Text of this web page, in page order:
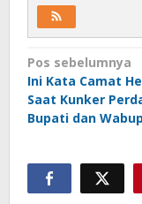
Navigasi
pos
Pos sebelumnya
Ini Kata Camat
Saat Kunker
Bupati dan